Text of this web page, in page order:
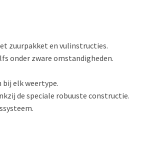
zuurpakket en vulinstructies.
onder zware omstandigheden.
elk weertype.
de speciale robuuste constructie.